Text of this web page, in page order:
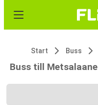
Start Buss
Buss till Metsalaane